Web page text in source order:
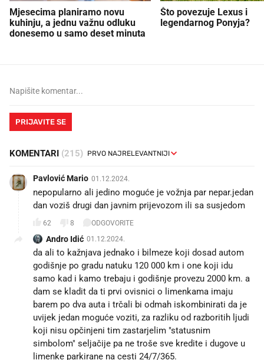
Mjesecima planiramo novu
kuhinju, a jednu važnu odluku
donesemo u samo deset minuta
Što povezuje Lexus i
legendarnog Ponyja?
PRIJAVITE SE
KOMENTARI (215)
Pavlović Mario 01.12.2024.
nepopularno ali jedino moguće je vožnja par nepar.jedan
dan voziš drugi dan javnim prijevozom ili sa susjedom
62 8 ODGOVORITE
Andro Idić 01.12.2024.
da ali to kažnjava jednako i bilmeze koji dosad autom
godišnje po gradu natuku 120 000 km i one koji idu
samo kad i kamo trebaju i godišnje provezu 2000 km. a
dam se kladit da ti prvi ovisnici o limenkama imaju
barem po dva auta i trčali bi odmah iskombinirati da je
uvijek jedan moguće voziti, za razliku od razboritih ljudi
koji nisu opčinjeni tim zastarjelim "statusnim
simbolom" seljačije pa ne troše sve kredite i dugove u
limenke parkirane na cesti 24/7/365.